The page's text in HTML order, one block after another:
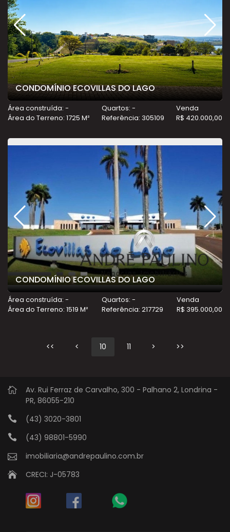
CONDOMÍNIO ECOVILLAS DO LAGO
Área construída: -
Área do Terreno: 1725 M²
Quartos: -
Referência: 305109
Venda
R$ 420.000,00
CONDOMÍNIO ECOVILLAS DO LAGO
Área construída: -
Área do Terreno: 1519 M²
Quartos: -
Referência: 217729
Venda
R$ 395.000,00
<< < 10 11 > >>
Av. Rui Ferraz de Carvalho, 300 - Palhano 2, Londrina -
PR, 86055-210
(43) 3020-3801
(43) 98801-5990
imobiliaria@andrepaulino.com.br
CRECI: J-05783